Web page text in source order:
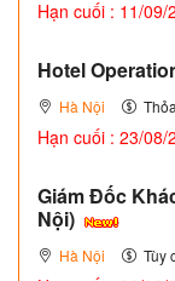
Hạn cuối : 11/09/
Hotel
Hà Nội
Hạn cuối : 23/08/
Giám Đốc
Nội)
Hà Nội Tùy